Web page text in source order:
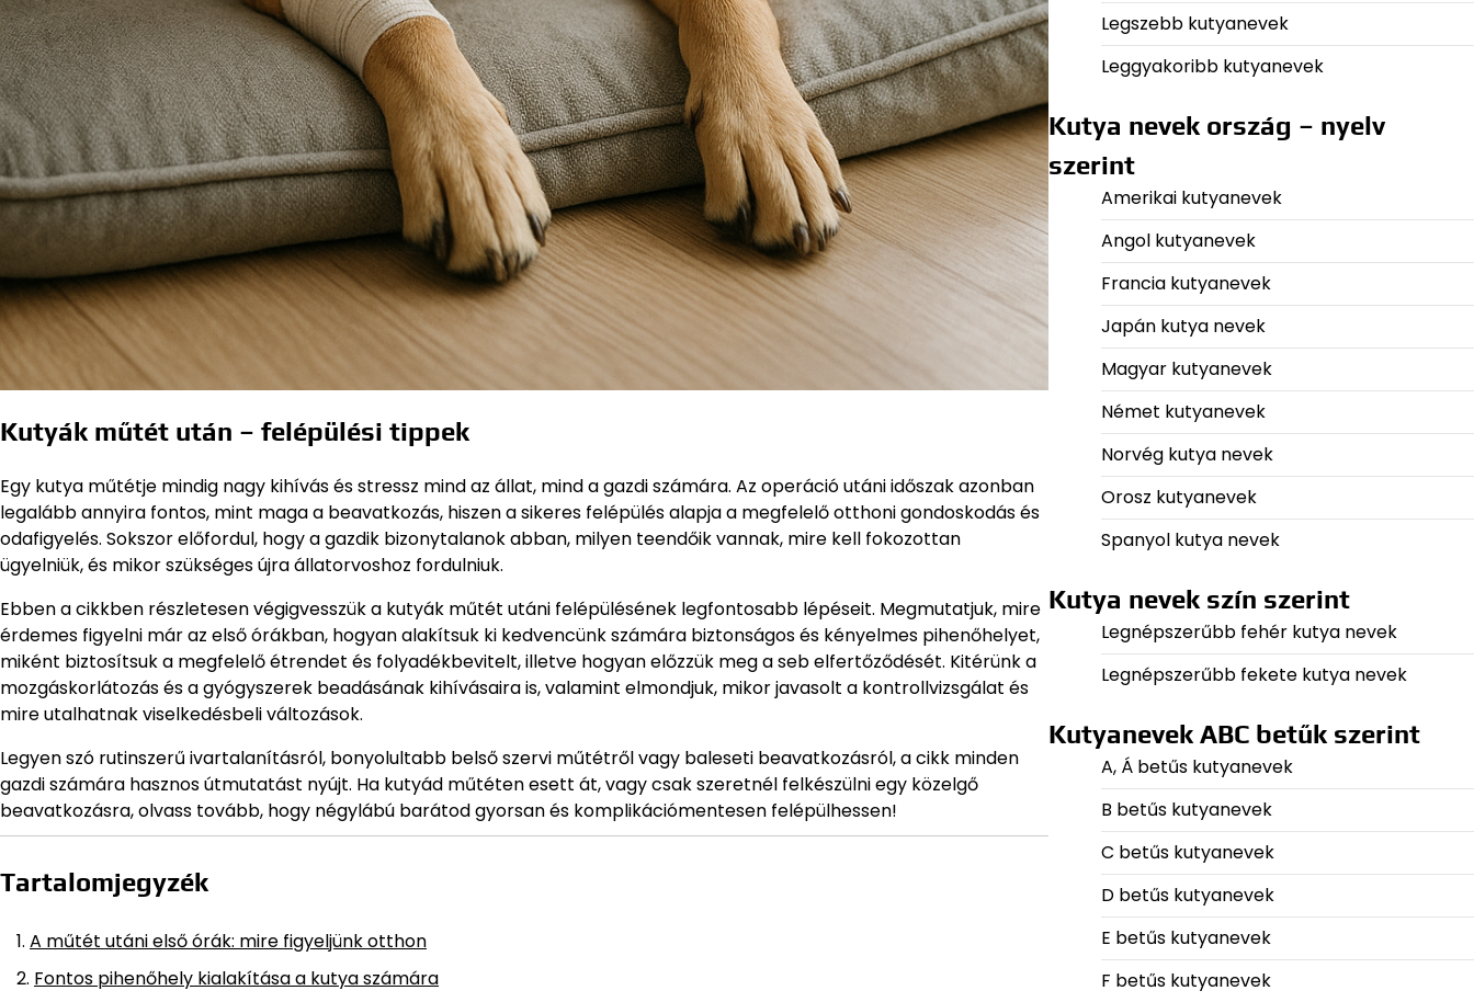
Kutyák műtét után – felépülési tippek
Egy kutya műtétje mindig nagy kihívás és stressz mind az állat, mind a gazdi számára. Az operáció utáni időszak azonban
legalább annyira fontos, mint maga a beavatkozás, hiszen a sikeres felépülés alapja a megfelelő otthoni gondoskodás és
odafigyelés. Sokszor előfordul, hogy a gazdik bizonytalanok abban, milyen teendőik vannak, mire kell fokozottan
ügyelniük, és mikor szükséges újra állatorvoshoz fordulniuk.
Ebben a cikkben részletesen végigvesszük a kutyák műtét utáni felépülésének legfontosabb lépéseit. Megmutatjuk, mire
érdemes figyelni már az első órákban, hogyan alakítsuk ki kedvencünk számára biztonságos és kényelmes pihenőhelyet,
miként biztosítsuk a megfelelő étrendet és folyadékbevitelt, illetve hogyan előzzük meg a seb elfertőződését. Kitérünk a
mozgáskorlátozás és a gyógyszerek beadásának kihívásaira is, valamint elmondjuk, mikor javasolt a kontrollvizsgálat és
mire utalhatnak viselkedésbeli változások.
Legyen szó rutinszerű ivartalanításról, bonyolultabb belső szervi műtétről vagy baleseti beavatkozásról, a cikk minden
gazdi számára hasznos útmutatást nyújt. Ha kutyád műtéten esett át, vagy csak szeretnél felkészülni egy közelgő
beavatkozásra, olvass tovább, hogy négylábú barátod gyorsan és komplikációmentesen felépülhessen!
Tartalomjegyzék
A műtét utáni első órák: mire figyeljünk otthon
Fontos pihenőhely kialakítása a kutya számára
Legszebb kutyanevek
Leggyakoribb kutyanevek
Kutya nevek ország – nyelv
szerint
Amerikai kutyanevek
Angol kutyanevek
Francia kutyanevek
Japán kutya nevek
Magyar kutyanevek
Német kutyanevek
Norvég kutya nevek
Orosz kutyanevek
Spanyol kutya nevek
Kutya nevek szín szerint
Legnépszerűbb fehér kutya nevek
Legnépszerűbb fekete kutya nevek
Kutyanevek ABC betűk szerint
A, Á betűs kutyanevek
B betűs kutyanevek
C betűs kutyanevek
D betűs kutyanevek
E betűs kutyanevek
F betűs kutyanevek